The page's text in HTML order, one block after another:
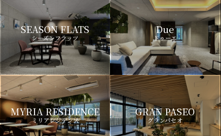
SEASON FLATS
シーズンフラッツ
Due
ドゥーエ
MYRIA RESIDENCE
ミリアレジデンス
GRAN PASEO
グランパセオ